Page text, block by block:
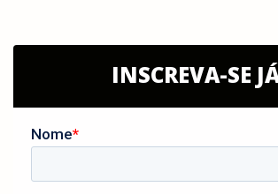
INSCREVA-SE